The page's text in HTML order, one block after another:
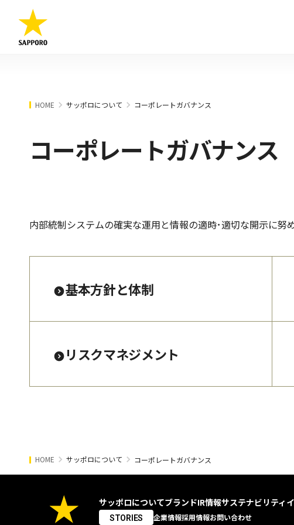
HOME サッポロについて コーポレートガバナンス
コーポレートガバナンス
内部統制システムの確実な運用と情報の適時･適切な開示に努
基本方針と体制
リスクマネジメント
HOME サッポロについて コーポレートガバナンス
サッポロについてブランドIR情報サステナビリティ
STORIES 企業情報採用情報お問い合わせ